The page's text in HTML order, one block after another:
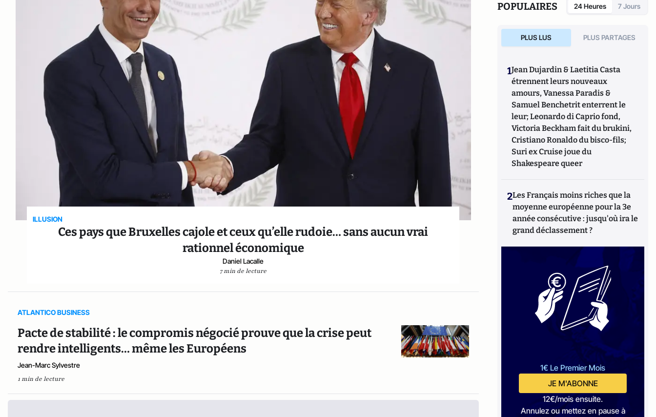
ILLUSION
Ces pays que Bruxelles cajole et ceux qu’elle rudoie… sans aucun vrai
rationnel économique
Daniel Lacalle
7 min de lecture
ATLANTICO BUSINESS
Pacte de stabilité : le compromis négocié prouve que la crise peut
rendre intelligents… même les Européens
Jean-Marc Sylvestre
1 min de lecture
POPULAIRES 24 Heures 7 Jours
PLUS LUS PLUS PARTAGES
1Jean Dujardin & Laetitia Casta
étrennent leurs nouveaux
amours, Vanessa Paradis &
Samuel Benchetrit enterrent le
leur; Leonardo di Caprio fond,
Victoria Beckham fait du brukini,
Cristiano Ronaldo du bisco-fils;
Suri ex Cruise joue du
Shakespeare queer
2Les Français moins riches que la
moyenne européenne pour la 3e
année consécutive : jusqu'où ira le
grand déclassement ?
1€ Le Premier Mois
JE M'ABONNE
12€/mois ensuite.
Annulez ou mettez en pause à